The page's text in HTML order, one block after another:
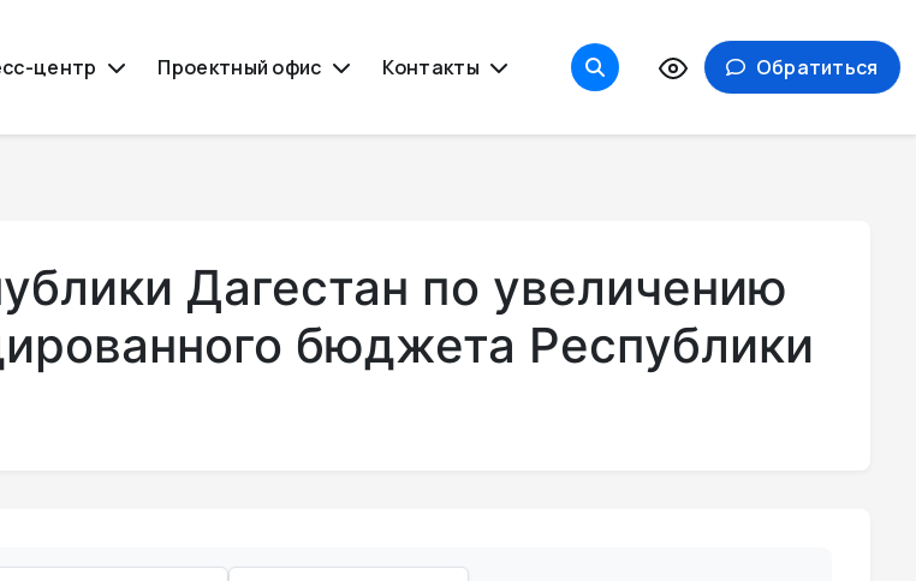
центр Проектный офис Контакты Обратиться
Дагестан по увеличению
бюджета Республики